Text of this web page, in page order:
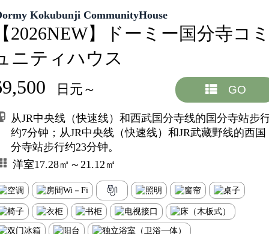
Kokubunji CommunityHouse
2026NEW】ドーミー国分寺コ
ニティハウス
日元～ GO
从JR中央线（快速线）和西武国分寺线的国分寺站步
约7分钟；从JR中央线（快速线）和JR武藏野线的西国
分寺站步行约23分钟。
洋室17.28㎡～21.12㎡